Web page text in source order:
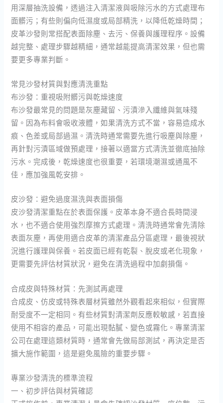
用深層抽洗設備，透過注入清潔液與吸除污水的方式處理布
面髒污；有些則偏向低濕度或局部精洗，以降低乾燥時間；
皮革沙發則常搭配表面除塵、去污、保養與護理程序。設備
越完整、處理步驟越精細，通常越能提高清潔效果，但也需
要更多專業判斷。
常見沙發材質與對應清洗重點
布沙發：重視吸附髒污與乾燥速度
布沙發最常見的問題是灰塵藏留、污漬滲入纖維與氣味殘
留。因為布料會吸收液體，如果清洗方式不當，容易造成水
痕、色差或局部過濕。清洗時通常需要先進行吸塵與除塵，
再針對污漬區域做預處理，接著以適當方式清洗並徹底抽除
污水。完成後，乾燥速度也很重要，若環境潮濕或通風不
佳，應加強風乾安排。
皮沙發：避免過度濕洗與表面損傷
皮沙發清潔重點在於表面保護。皮革本身不適合長時間浸
水，也不適合使用強烈摩擦方式處理。清洗時通常會先清除
表面灰塵，再使用適合皮革的清潔產品分區處理，最後視狀
況進行護理與保養。若皮面已經有乾裂、脫皮或老化現象，
更需要先評估材質狀況，避免在清洗過程中加劇損傷。
合成皮與特殊材質：先測試再處理
合成皮、仿皮或特殊表層材質雖然外觀看起來相似，但實際
耐受度不一定相同。有些材質對清潔劑反應較敏感，若直接
使用不相容的產品，可能出現黏膩、變色或霧化。專業清潔
公司在處理這類材質時，通常會先做局部測試，再決定是否
擴大施作範圍，這是避免風險的重要步驟。
專業沙發清洗的標準流程
一、初步評估與材質確認